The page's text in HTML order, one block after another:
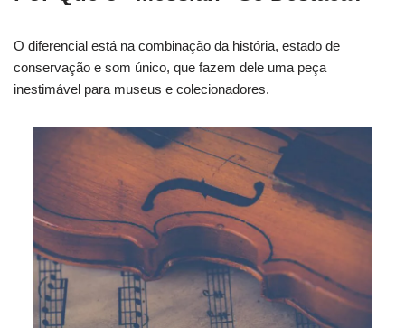
O diferencial está na combinação da história, estado de
conservação e som único, que fazem dele uma peça
inestimável para museus e colecionadores.